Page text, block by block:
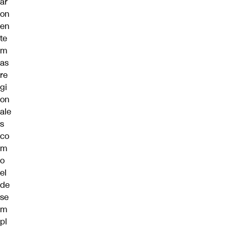
on
en
te
m
as
re
gi
on
ale
s
co
m
o
el
de
se
m
pl